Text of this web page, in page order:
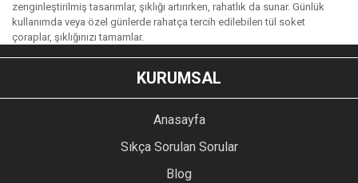
zenginleştirilmiş tasarımlar, şıklığı artırırken, rahatlık da sunar. Günlük
kullanımda veya özel günlerde rahatça tercih edilebilen tül soket
çoraplar, şıklığınızı tamamlar.
KURUMSAL
Anasayfa
Sıkça Sorulan Sorular
Blog